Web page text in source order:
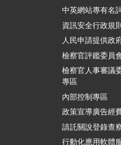
中英網站專有名
資訊安全行政規則
人民申請提供政
檢察官評鑑委員
檢察官人事審議
專區
內部控制專區
政策宣導廣告經
請託關說登錄查
行動化應用軟體